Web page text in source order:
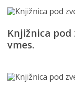
Knjižnica
vmes.